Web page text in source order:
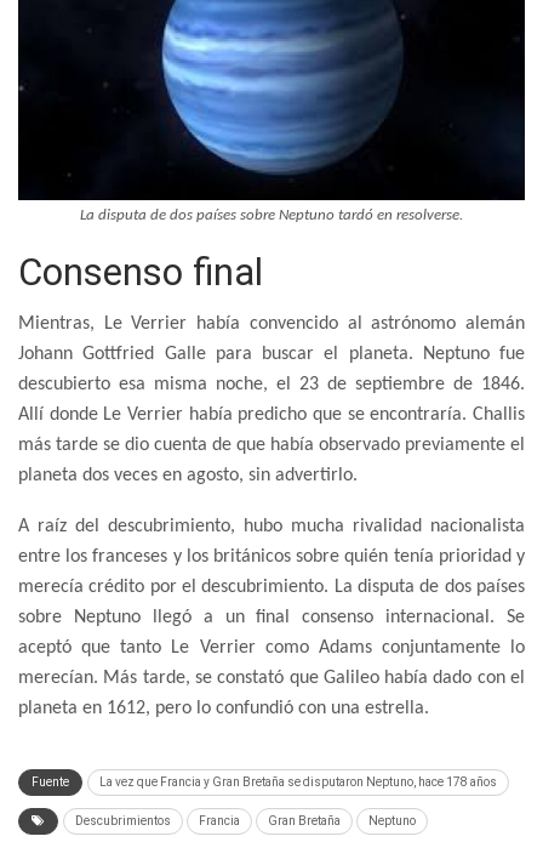
La disputa de dos países sobre Neptuno tardó en resolverse.
Consenso final
Mientras, Le Verrier había convencido al astrónomo alemán
Johann Gottfried Galle para buscar el planeta. Neptuno fue
descubierto esa misma noche, el 23 de septiembre de 1846.
Allí donde Le Verrier había predicho que se encontraría. Challis
más tarde se dio cuenta de que había observado previamente el
planeta dos veces en agosto, sin advertirlo.
A raíz del descubrimiento, hubo mucha rivalidad nacionalista
entre los franceses y los británicos sobre quién tenía prioridad y
merecía crédito por el descubrimiento. La disputa de dos países
sobre Neptuno llegó a un final consenso internacional. Se
aceptó que tanto Le Verrier como Adams conjuntamente lo
merecían. Más tarde, se constató que Galileo había dado con el
planeta en 1612, pero lo confundió con una estrella.
Fuente La vez que Francia y Gran Bretaña se disputaron Neptuno, hace 178 años
Descubrimientos Francia Gran Bretaña Neptuno